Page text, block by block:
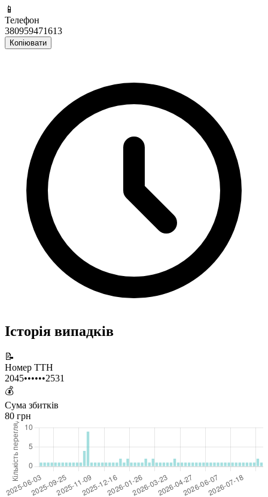
📱
Телефон
380959471613
Копіювати
Історія випадків
📝
Номер ТТН
2045••••••2531
💰
Сума збитків
80 грн